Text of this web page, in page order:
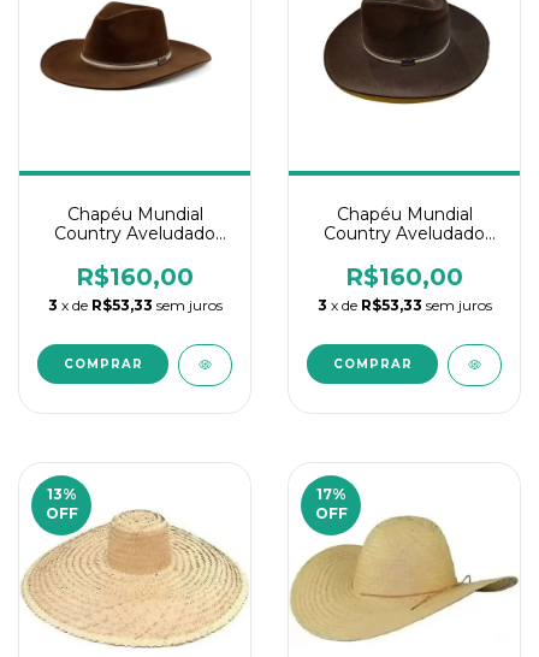
Chapéu Mundial
Country Aveludado
R$160,00
3 x de R$53,33 sem juros
Chapéu Mundial
Country Aveludado
R$160,00
3 x de R$53,33 sem juros
13%
OFF
17%
OFF